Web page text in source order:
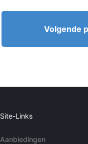
Volgende
Site-Links
Aanbiedingen